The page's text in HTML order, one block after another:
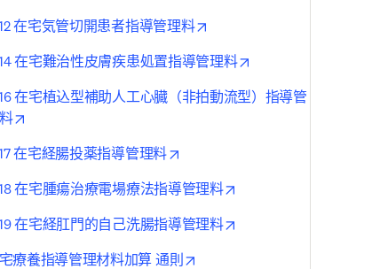
tab/window
tab/window
在宅気管切開患者指導管理料
在宅難治性皮膚疾患処置指導管理料
在宅植込型補助人工心臓（非拍動流型）指導管
在宅経腸投薬指導管理料
在宅腫瘍治療電場療法指導管理料
在宅経肛門的自己洗腸指導管理料
療養指導管理材料加算 通則